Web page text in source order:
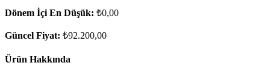
Dönem İçi En Düşük: ₺0,00
Güncel Fiyat: ₺92.200,00
Ürün Hakkında